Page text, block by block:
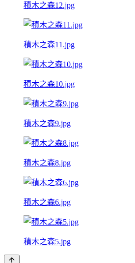
積木之森12.jpg
積木之森11.jpg
積木之森10.jpg
積木之森9.jpg
積木之森8.jpg
積木之森6.jpg
積木之森5.jpg